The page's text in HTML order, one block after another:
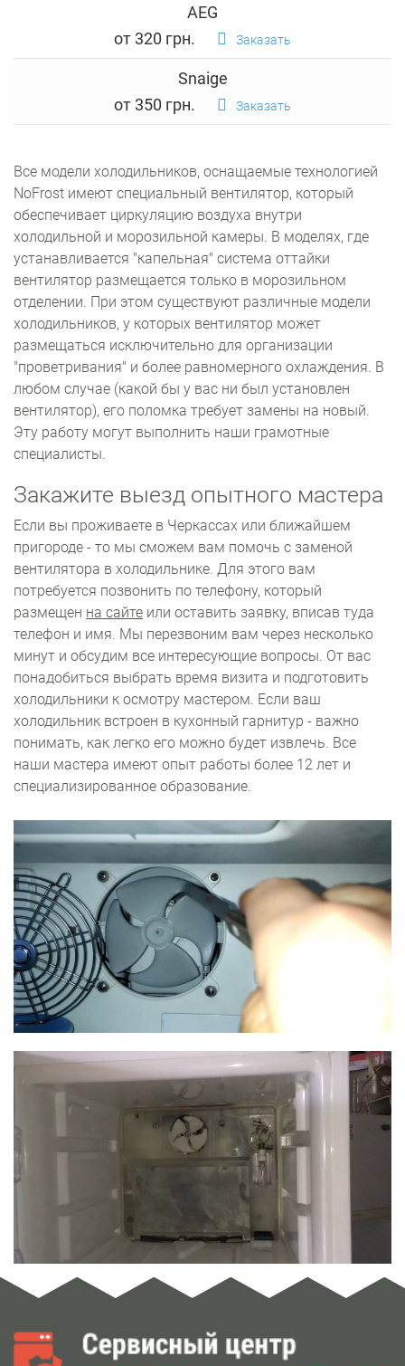
AEG
от 320 грн.
Заказать
Snaige
от 350 грн.
Заказать
Все модели холодильников, оснащаемые технологией
NoFrost имеют специальный вентилятор, который
обеспечивает циркуляцию воздуха внутри
холодильной и морозильной камеры. В моделях, где
устанавливается "капельная" система оттайки
вентилятор размещается только в морозильном
отделении. При этом существуют различные модели
холодильников, у которых вентилятор может
размещаться исключительно для организации
"проветривания" и более равномерного охлаждения. В
любом случае (какой бы у вас ни был установлен
вентилятор), его поломка требует замены на новый.
Эту работу могут выполнить наши грамотные
специалисты.
Закажите выезд опытного мастера
Если вы проживаете в Черкассах или ближайшем
пригороде - то мы сможем вам помочь с заменой
вентилятора в холодильнике. Для этого вам
потребуется позвонить по телефону, который
размещен на сайте или оставить заявку, вписав туда
телефон и имя. Мы перезвоним вам через несколько
минут и обсудим все интересующие вопросы. От вас
понадобиться выбрать время визита и подготовить
холодильники к осмотру мастером. Если ваш
холодильник встроен в кухонный гарнитур - важно
понимать, как легко его можно будет извлечь. Все
наши мастера имеют опыт работы более 12 лет и
специализированное образование.